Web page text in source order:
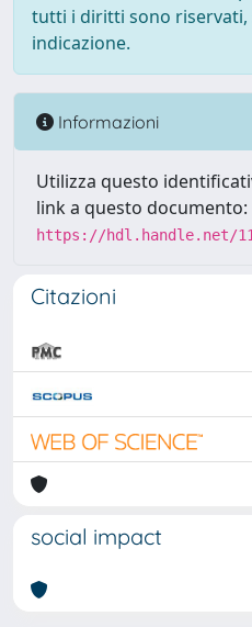
tutti i diritti sono riservati,
indicazione.
Informazioni
Utilizza questo
link a questo documento:
https://hdl.handle.net/
Citazioni
social impact